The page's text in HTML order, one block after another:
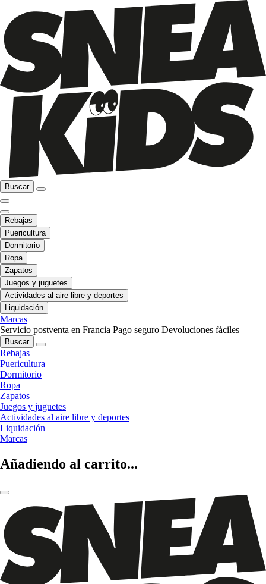
Buscar
Rebajas
Puericultura
Dormitorio
Ropa
Zapatos
Juegos y juguetes
Actividades al aire libre y deportes
Liquidación
Marcas
Servicio postventa en Francia Pago seguro Devoluciones fáciles
Buscar
Rebajas
Puericultura
Dormitorio
Ropa
Zapatos
Juegos y juguetes
Actividades al aire libre y deportes
Liquidación
Marcas
Añadiendo al carrito...